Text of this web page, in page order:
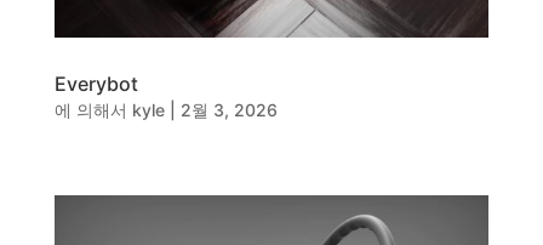
Everybot
에 의해서 kyle| 2월 3, 2026